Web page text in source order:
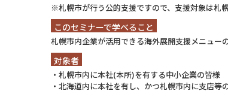
※札幌市が行う公的支援ですので、支援対象は札
このセミナーで学べること
札幌市内企業が活用できる海外展開支援メニュー
対象者
・札幌市内に本社(本所)を有する中小企業の皆様
・北海道内に本社を有し、かつ札幌市内に支店等